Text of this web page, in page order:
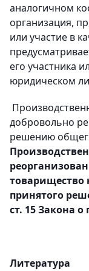
аналогичном
организация,
или участие в
его участника
юридическом
добровольно
решению
товарищество
принятого
ст. 15 Закона
Литература